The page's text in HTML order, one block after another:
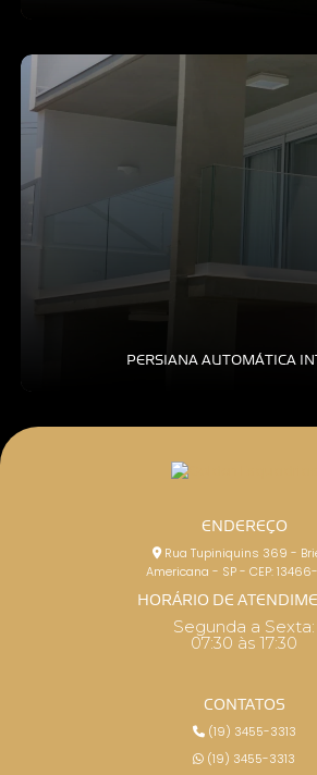
PERSIANA AUTOMÁTICA
ENDEREÇO
Rua Tupiniquins 369 -
Americana - SP - CEP:
HORÁRIO DE
Segunda a Sexta:
07:30 às 17:30
CONTATOS
(19) 3455-3313
(19) 3455-3313